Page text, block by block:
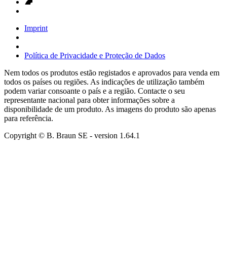
Imprint
Política de Privacidade e Proteção de Dados
Nem todos os produtos estão registados e aprovados para venda em
todos os países ou regiões. As indicações de utilização também
podem variar consoante o país e a região. Contacte o seu
representante nacional para obter informações sobre a
disponibilidade de um produto. As imagens do produto são apenas
para referência.
Copyright © B. Braun SE - version 1.64.1